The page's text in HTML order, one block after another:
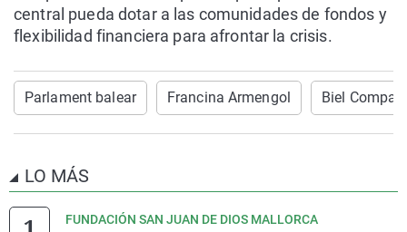
central pueda dotar a las comunidades de fondos y
flexibilidad financiera para afrontar la crisis.
Parlament balear Francina Armengol Biel
LO MÁS
FUNDACIÓN SAN JUAN DE DIOS MALLORCA